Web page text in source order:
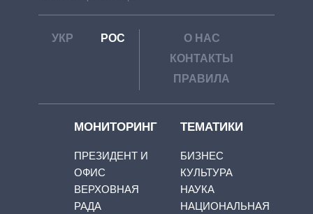
УКР РОС
О НАС
КОНТАКТЫ
ПРАВИЛА
МОНИТОРИНГ
ПРЕЗИДЕНТ И
ОФИС
ВЕРХОВНАЯ
РАДА
ТЕМАТИКИ
БИЗНЕС
КУЛЬТУРА
НАУКА
НАЦИОНАЛЬНАЯ